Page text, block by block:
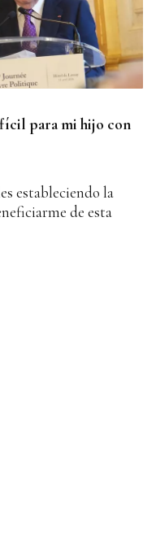
para mi hijo con
estableciendo la
de esta